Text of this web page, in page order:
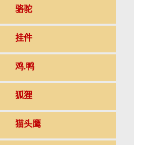
骆驼
挂件
鸡.鸭
狐狸
猫头鹰